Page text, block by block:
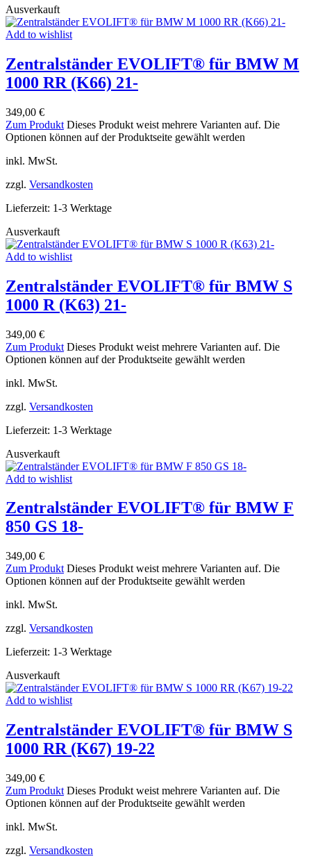
Ausverkauft
Add to wishlist
Zentralständer EVOLIFT® für BMW M
1000 RR (K66) 21-
349,00 €
Zum Produkt Dieses Produkt weist mehrere Varianten auf. Die
Optionen können auf der Produktseite gewählt werden
inkl. MwSt.
zzgl. Versandkosten
Lieferzeit: 1-3 Werktage
Ausverkauft
Add to wishlist
Zentralständer EVOLIFT® für BMW S
1000 R (K63) 21-
349,00 €
Zum Produkt Dieses Produkt weist mehrere Varianten auf. Die
Optionen können auf der Produktseite gewählt werden
inkl. MwSt.
zzgl. Versandkosten
Lieferzeit: 1-3 Werktage
Ausverkauft
Add to wishlist
Zentralständer EVOLIFT® für BMW F
850 GS 18-
349,00 €
Zum Produkt Dieses Produkt weist mehrere Varianten auf. Die
Optionen können auf der Produktseite gewählt werden
inkl. MwSt.
zzgl. Versandkosten
Lieferzeit: 1-3 Werktage
Ausverkauft
Add to wishlist
Zentralständer EVOLIFT® für BMW S
1000 RR (K67) 19-22
349,00 €
Zum Produkt Dieses Produkt weist mehrere Varianten auf. Die
Optionen können auf der Produktseite gewählt werden
inkl. MwSt.
zzgl. Versandkosten